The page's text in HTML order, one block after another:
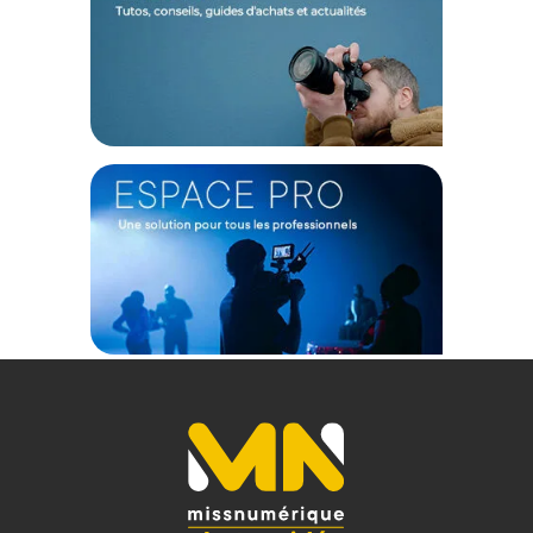
SHAPE 15mm LWS Baseplate for Blackmagic PYXIS 6K :
Compatibilité : Blackmagic Pyxis 6K
Standard tiges : 15 mm LWS (espacement 60 mm)
Montage caméra : Platine coulissante 501 avec vis 1/4"-20 et
3/8"-16
Montage trépied : Fixation ARRI Dovetail, filetages 1/4"-20 et
3/8"-16
Matériau : Aluminium
Dimensions : 203,2 x 127 x 50,8 mm
Poids : 0,86 kg
CONTENU DU CARTON
1 x Plaque supérieure SHAPE pour caméra Blackmagic PYXIS
Blackmagic PYXIS 6K
2 x bras latéraux NATO